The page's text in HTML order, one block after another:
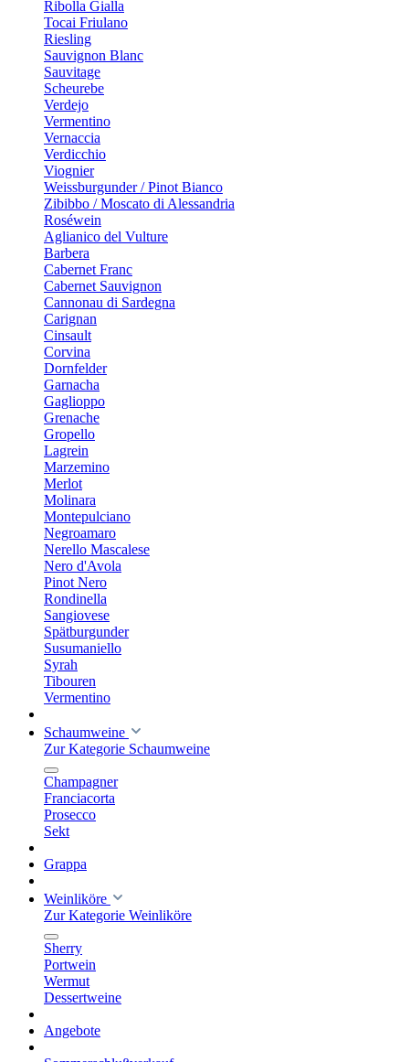
Ribolla Gialla
Tocai Friulano
Riesling
Sauvignon Blanc
Sauvitage
Scheurebe
Verdejo
Vermentino
Vernaccia
Verdicchio
Viognier
Weissburgunder / Pinot Bianco
Zibibbo / Moscato di Alessandria
Roséwein
Aglianico del Vulture
Barbera
Cabernet Franc
Cabernet Sauvignon
Cannonau di Sardegna
Carignan
Cinsault
Corvina
Dornfelder
Garnacha
Gaglioppo
Grenache
Gropello
Lagrein
Marzemino
Merlot
Molinara
Montepulciano
Negroamaro
Nerello Mascalese
Nero d'Avola
Pinot Nero
Rondinella
Sangiovese
Spätburgunder
Susumaniello
Syrah
Tibouren
Vermentino
Schaumweine
Zur Kategorie Schaumweine
Champagner
Franciacorta
Prosecco
Sekt
Grappa
Weinliköre
Zur Kategorie Weinliköre
Sherry
Portwein
Wermut
Dessertweine
Angebote